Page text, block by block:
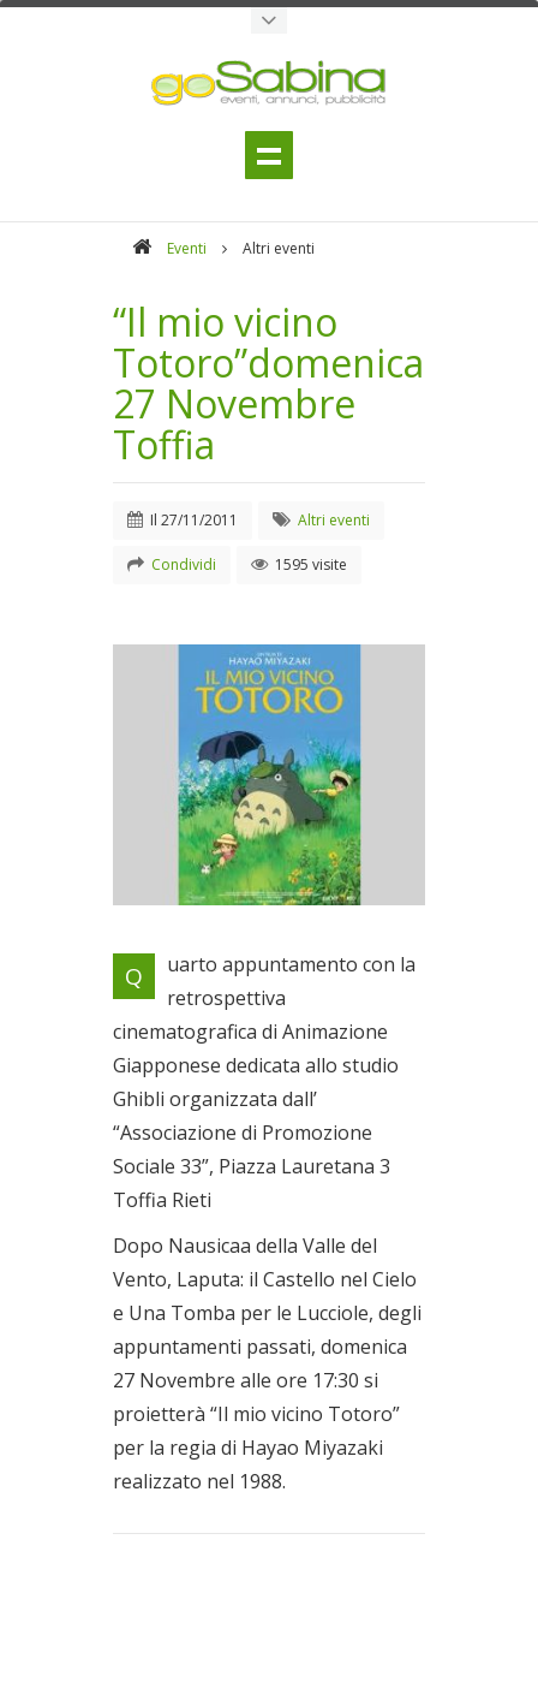
Eventi Altri eventi
“Il mio vicino
Totoro”domenica
27 Novembre
Toffia
Il 27/11/2011 Altri eventi
Condividi 1595 visite
Locandina evento
Il 27/11/2011
Q
uarto appuntamento con la
retrospettiva
cinematografica di Animazione
Giapponese dedicata allo studio
Ghibli organizzata dall’
“Associazione di Promozione
Sociale 33”, Piazza Lauretana 3
Toffia Rieti
Dopo Nausicaa della Valle del
Vento, Laputa: il Castello nel Cielo
e Una Tomba per le Lucciole, degli
appuntamenti passati, domenica
27 Novembre alle ore 17:30 si
proietterà “Il mio vicino Totoro”
per la regia di Hayao Miyazaki
realizzato nel 1988.